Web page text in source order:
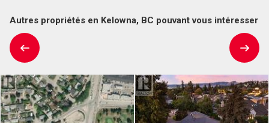
Autres propriétés en Kelowna, BC pouvant vous intéresser